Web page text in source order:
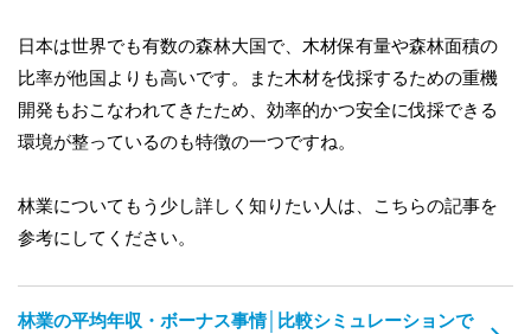
日本は世界でも有数の森林大国で、木材保有量や森林面積の
比率が他国よりも高いです。また木材を伐採するための重機
開発もおこなわれてきたため、効率的かつ安全に伐採できる
環境が整っているのも特徴の一つですね。
林業についてもう少し詳しく知りたい人は、こちらの記事を
参考にしてください。
林業の平均年収・ボーナス事情│比較シミュレーションで